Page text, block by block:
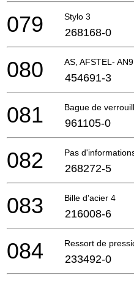
Stylo 3
079 268168-0
AS, AFSTEL-
080 454691-3
Bague de
081 961105-0
Pas
082 268272-5
Bille d'acier 4
083 216008-6
Ressort de
084 233492-0